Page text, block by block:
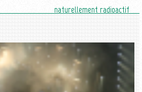
naturellement radioactif